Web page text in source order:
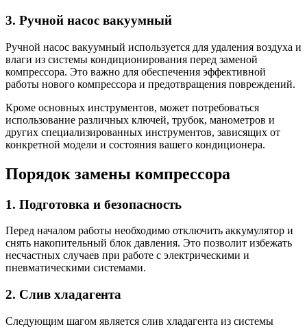
3. Ручной насос вакуумный
Ручной насос вакуумный используется для удаления воздуха и
влаги из системы кондиционирования перед заменой
компрессора. Это важно для обеспечения эффективной
работы нового компрессора и предотвращения повреждений.
Кроме основных инструментов, может потребоваться
использование различных ключей, трубок, манометров и
других специализированных инструментов, зависящих от
конкретной модели и состояния вашего кондиционера.
Порядок замены компрессора
1. Подготовка и безопасность
Перед началом работы необходимо отключить аккумулятор и
снять накопительный блок давления. Это позволит избежать
несчастных случаев при работе с электрическими и
пневматическими системами.
2. Слив хладагента
Следующим шагом является слив хладагента из системы